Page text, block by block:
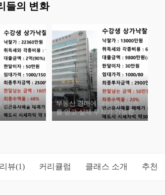
들의 변화
한 지식을 얻
부동산 경매에 대한 인사이트
를 얻고 실제 투자가 가능합니
다.
리뷰(1) 커리큘럼 클래스 소개 추천